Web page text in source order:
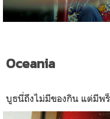
Oceania
บูธนี่ถึงไม่มีของกิน แต่มีพร็